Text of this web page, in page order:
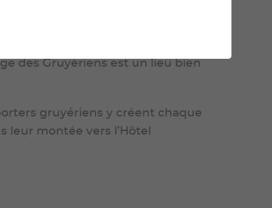
des Gruyériens est un lieu bien
gruyériens y créent chaque
montée vers l’Hôtel